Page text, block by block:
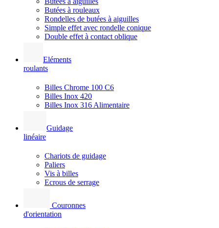
Butées à rouleaux
Rondelles de butées à aiguilles
Simple effet avec rondelle conique
Double effet à contact oblique
Eléments
roulants
Billes Chrome 100 C6
Billes Inox 420
Billes Inox 316 Alimentaire
Guidage
linéaire
Chariots de guidage
Paliers
Vis à billes
Ecrous de serrage
Couronnes
d'orientation